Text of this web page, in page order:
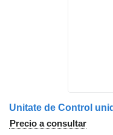
Precio a consultar